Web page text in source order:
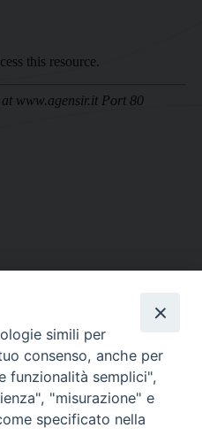
DI ALBANO
- Fax.: 06.9323844
Ore: 9:00 - 13:00
simili per
consenso, anche per
funzionalità semplici",
"misurazione" e
specificato nella